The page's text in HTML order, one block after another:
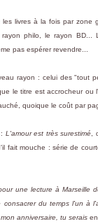
livres à la fois par
philo, le rayon
pas espérer revendre...
rayon : celui des "tout
le titre est accrocheur
quoique le coût par
L'amour est très surestimé ,
fait mouche : série de
une lecture à Marseille
consacrer du temps l'un à
anniversaire, tu serais